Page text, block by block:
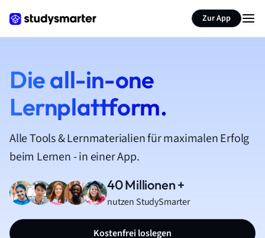
Zur App
Die all-in-one
Lernplattform.
Alle Tools & Lernmaterialien für maximalen Erfolg
beim Lernen - in einer App.
40 Millionen +
nutzen StudySmarter
Kostenfrei loslegen